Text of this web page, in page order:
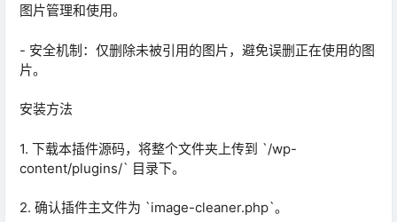
图片管理和使用。
- 安全机制：仅删除未被引用的图片，避免误删正在使用的图
片。
安装方法
1. 下载本插件源码，将整个文件夹上传到 `/wp-
content/plugins/` 目录下。
2. 确认插件主文件为 `image-cleaner.php`。